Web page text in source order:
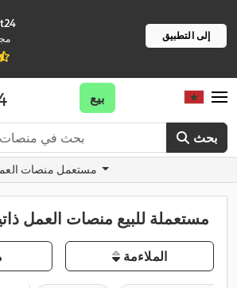
إلى التطبيق
بحث
بيع
مستعملة للبيع منصات العمل
الملاءمة